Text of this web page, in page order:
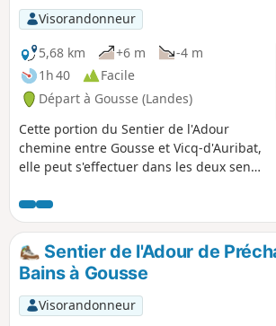
Visorandonneur
5,68 km
+6 m
-4 m
1h 40
Facile
Départ à Gousse (Landes)
Cette portion du Sentier de l'Adour
chemine entre Gousse et Vicq-d'Auribat,
elle peut s'effectuer dans les deux sens
ce cas il est nécessaire de s'organiser à
deux véhicules.
Sentier de l'Adour de
Bains à Gousse
Visorandonneur